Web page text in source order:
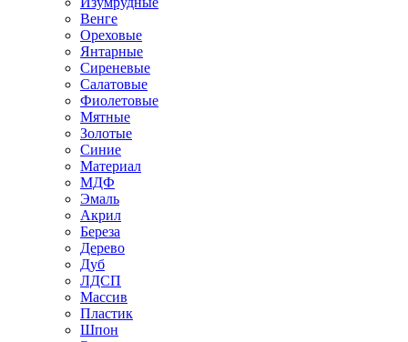
Венге
Ореховые
Янтарные
Сиреневые
Салатовые
Фиолетовые
Мятные
Золотые
Синие
Материал
МДФ
Эмаль
Акрил
Береза
Дерево
Дуб
ЛДСП
Массив
Пластик
Шпон